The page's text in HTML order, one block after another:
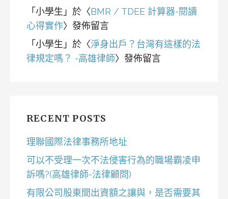
「 小學生 」於〈BMR / TDEE 計算器-閱讀
心得實作〉發佈留言
「 小學生 」於〈淨身出戶？台灣有這樣的法
律規定嗎？ -高雄律師〉發佈留言
RECENT POSTS
理聯國際法律事務所地址
可以不受理一次不法侵害行為的職場霸凌申
訴嗎?(高雄律師-法律顧問)
有限公司股東間出資額之讓與，是否需要其